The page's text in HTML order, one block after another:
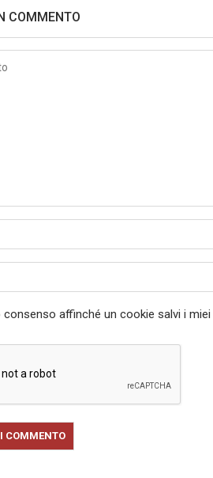
COMMENTO
consenso affinché un cookie salvi i